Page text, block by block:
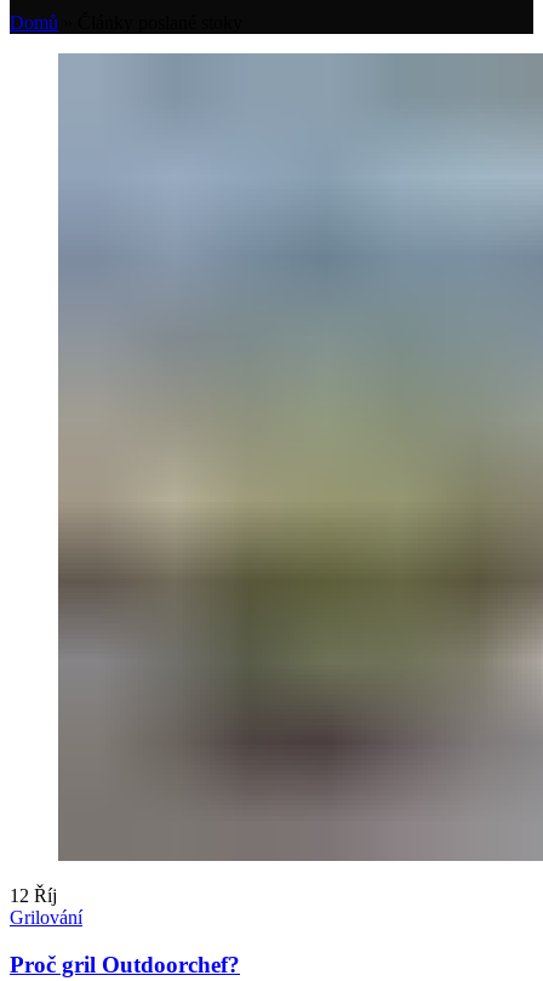
Domů
12 Říj
Grilování
Proč gril Outdoorchef?